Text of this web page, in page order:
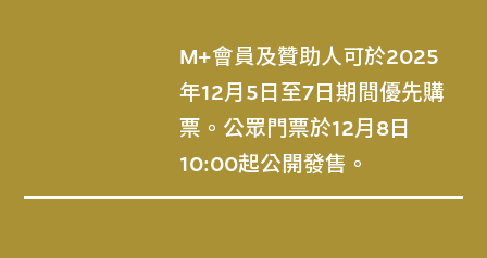
M+會員及贊助人可於2025
年12月5日至7日期間優先購
票。公眾門票於12月8日
10:00起公開發售。